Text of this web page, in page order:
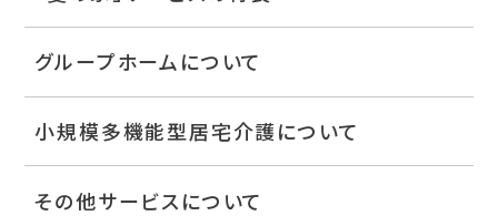
グループホームについて
小規模多機能型居宅介護について
その他サービスについて